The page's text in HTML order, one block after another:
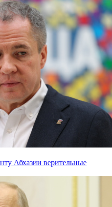
Абхазии верительные